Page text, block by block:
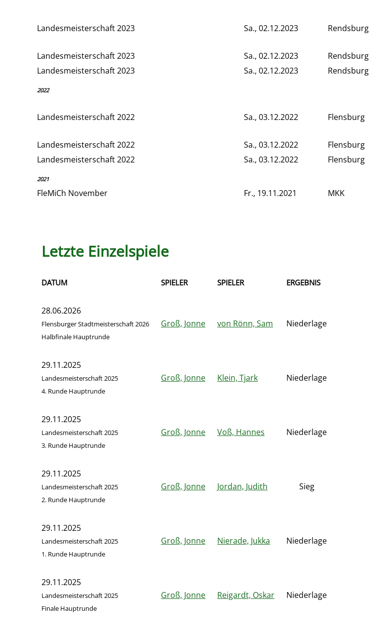
Landesmeisterschaft 2023 Sa., 02.12.2023 Rendsburg
Landesmeisterschaft 2023 Sa., 02.12.2023 Rendsburg
Landesmeisterschaft 2023
Sa., 02.12.2023 Rendsburg
2022
Landesmeisterschaft 2022 Sa., 03.12.2022 Flensburg
Landesmeisterschaft 2022 Sa., 03.12.2022 Flensburg
Landesmeisterschaft 2022
Sa., 03.12.2022 Flensburg
2021
FleMiCh November Fr., 19.11.2021 MKK
Letzte Einzelspiele
DATUM SPIELER SPIELER ERGEBNIS
28.06.2026
Flensburger Stadtmeisterschaft 2026
Halbfinale Hauptrunde
Groß, Jonne von Rönn, Sam Niederlage
29.11.2025
Landesmeisterschaft 2025
4. Runde Hauptrunde
Groß, Jonne Klein, Tjark Niederlage
29.11.2025
Landesmeisterschaft 2025
3. Runde Hauptrunde
Groß, Jonne Voß, Hannes Niederlage
29.11.2025
Landesmeisterschaft 2025
2. Runde Hauptrunde
Groß, Jonne Jordan, Judith Sieg
29.11.2025
Landesmeisterschaft 2025
1. Runde Hauptrunde
Groß, Jonne Nierade, Jukka Niederlage
29.11.2025
Landesmeisterschaft 2025
Finale Hauptrunde
Groß, Jonne Reigardt, Oskar Niederlage